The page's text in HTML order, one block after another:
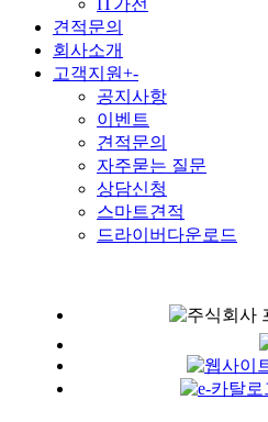
IT가전
견적문의
회사소개
고객지원+-
공지사항
이벤트
견적문의
자주묻는 질문
상담신청
스마트견적
드라이버다운로드